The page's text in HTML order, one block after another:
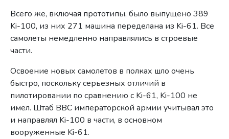
Всего же, включая прототипы, было выпущено 389
Ki-100, из них 271 машина переделана из Ki-61. Все
самолеты немедленно направлялись в строевые
части.
Освоение новых самолетов в полках шло очень
быстро, поскольку серьезных отличий в
пилотировании по сравнению с Ki-61, Ki-100 не
имел. Штаб ВВС императорской армии учитывал это
и направлял Ki-100 в части, в основном
вооруженные Ki-61.